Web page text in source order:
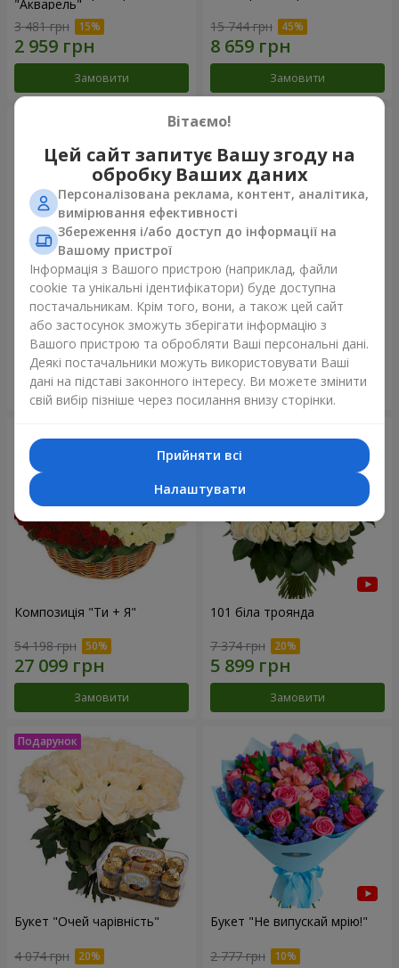
"Акварель"
3 481 грн
Замовити
15 744 грн
Замовити
101 різнокольорова
троянда
9 014 грн
Замовити
501 червона троянда
56 362 грн
Замовити
Композиція "Ти + Я"
54 198 грн
Замовити
101 біла троянда
7 374 грн
Замовити
Букет "Очей чарівність"
4 074 грн
Букет "Не випускай мрію!"
2 777 грн
Вітаємо!
Цей сайт запитує Вашу згоду на
обробку Ваших даних
Персоналізована реклама, контент, аналітика,
вимірювання ефективності
Збереження і/або доступ до інформації на
Вашому пристрої
Інформація з Вашого пристрою (наприклад, файли
cookie та унікальні ідентифікатори) буде доступна
постачальникам. Крім того, вони, а також цей сайт
або застосунок зможуть зберігати інформацію з
Вашого пристрою та обробляти Ваші персональні дані.
Деякі постачальники можуть використовувати Ваші
дані на підставі законного інтересу. Ви можете змінити
свій вибір пізніше через посилання внизу сторінки.
Прийняти всі
Налаштувати